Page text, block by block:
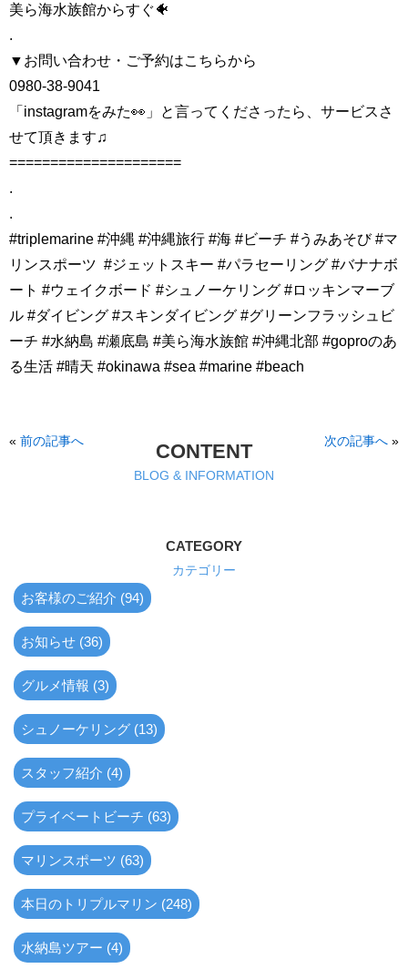
美ら海水族館からすぐ🐠
.
▼お問い合わせ・ご予約はこちらから
0980-38-9041
「instagramをみた👀」と言ってくださったら、サービスさ
せて頂きます♫
=====================
.
.
#triplemarine #沖縄 #沖縄旅行 #海 #ビーチ #うみあそび #マ
リンスポーツ #ジェットスキー #パラセーリング #バナナボ
ート #ウェイクボード #シュノーケリング #ロッキンマーブ
ル #ダイビング #スキンダイビング #グリーンフラッシュビ
ーチ #水納島 #瀬底島 #美ら海水族館 #沖縄北部 #goproのあ
る生活 #晴天 #okinawa #sea #marine #beach
« 前の記事へ 次の記事へ »
CONTENT
BLOG & INFORMATION
CATEGORY
カテゴリー
お客様のご紹介 (94)
お知らせ (36)
グルメ情報 (3)
シュノーケリング (13)
スタッフ紹介 (4)
プライベートビーチ (63)
マリンスポーツ (63)
本日のトリプルマリン (248)
水納島ツアー (4)